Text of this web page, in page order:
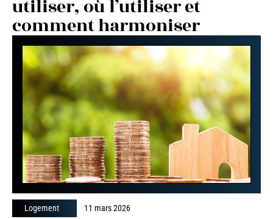
utiliser, où l’utiliser et
comment harmoniser
Logement 11 mars 2026